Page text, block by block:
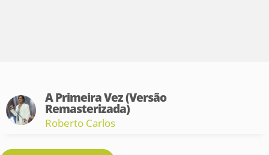
A Primeira Vez (Versão
Remasterizada)
Roberto Carlos